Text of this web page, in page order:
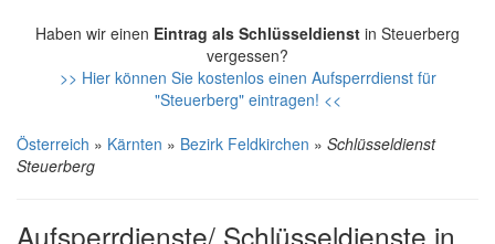
Haben wir einen Eintrag als Schlüsseldienst in Steuerberg
vergessen?
>> Hier können Sie kostenlos einen Aufsperrdienst für
"Steuerberg" eintragen! <<
Österreich » Kärnten » Bezirk Feldkirchen » Schlüsseldienst
Steuerberg
Aufsperrdienste/ Schlüsseldienste in